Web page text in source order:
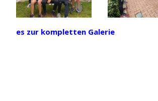
es zur kompletten Galerie